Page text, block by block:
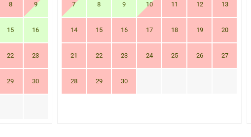
8 9
15 16
22 23
29 30
7 8 9 10 11 12 13
14 15 16 17 18 19 20
21 22 23 24 25 26 27
28 29 30